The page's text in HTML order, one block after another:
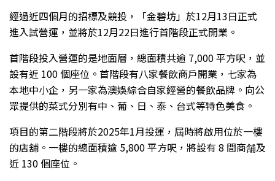
經過近四個月的招標及競投，「金碧坊」於12月13日正式
進入試營運，並將於12月22日進行首階段正式開業。
首階段投入營運的是地面層，總面積共逾 7,000 平方呎，並
設有近 100 個座位。首階段有八家餐飲商戶開業，七家為
本地中小企，另一家為澳娛綜合自家經營的餐飲品牌。向公
眾提供的菜式分別有中、葡、日、泰、台式等特色美食。
項目的第二階段將於2025年1月投運，屆時將啟用位於一樓
的店舖。一樓的總面積逾 5,800 平方呎，將設有 8 間商舗及
近 130 個座位。